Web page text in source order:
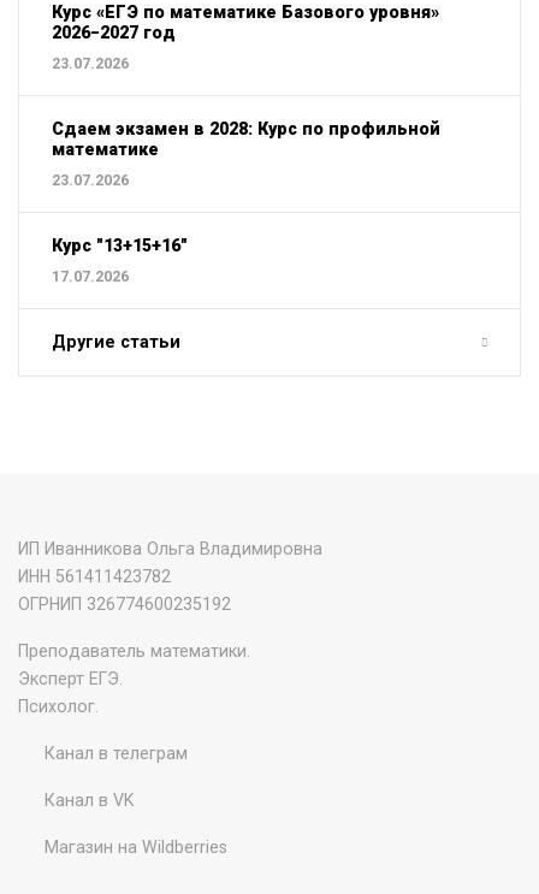
Курс «ЕГЭ по математике Базового уровня»
2026−2027 год
23.07.2026
Сдаем экзамен в 2028: Курс по профильной
математике
23.07.2026
Курс "13+15+16"
17.07.2026
Другие статьи
ИП Иванникова Ольга Владимировна
ИНН 561411423782
‌ОГРНИП 326774600235192
Преподаватель математики.
Эксперт ЕГЭ.
Психолог.
Канал в телеграм
Канал в VK
Магазин на Wildberries